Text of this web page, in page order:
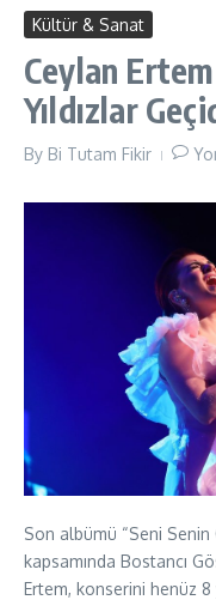
Kültür & Sanat
Ceylan
Yıldızlar
By Bi Tutam Fikir
Son albümü “Seni
kapsamında Bostancı
Ertem, konserini henüz 8